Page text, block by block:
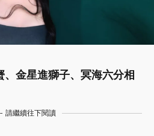
金星進獅子、冥海六分相
請繼續往下閱讀